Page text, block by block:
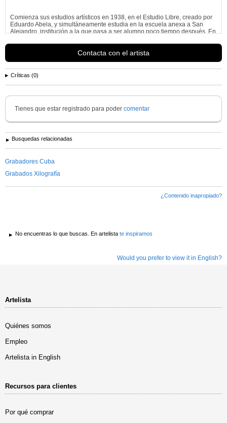
Comienza sus estudios artísticos en 1938, en el Estudio Libre, creado por
Eduardo Abela, y simultáneamente estudia en la escuela anexa a San
Alejandro, institución a la que pasa a ser alumno poco tiempo después. En
Ver más información deCarmelo González Iglesias
Contacta con el artista
Críticas (0)
Tienes que estar registrado para poder comentar
Busquedas relacionadas
Grabadores Cuba
Grabados Xilografía
¿Contenido inapropiado?
No encuentras lo que buscas. En artelista te inspiramos
Would you prefer to view it in English?
Artelista
Quiénes somos
Empleo
Artelista in English
Recursos para clientes
Por qué comprar